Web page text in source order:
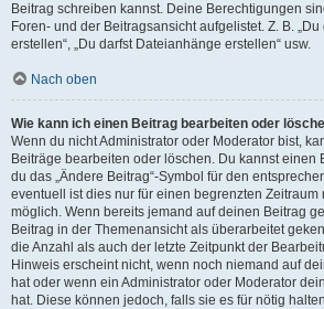
Beitrag schreiben kannst. Deine Berechtigungen
Foren- und der Beitragsansicht aufgelistet. Z. B.
erstellen“, „Du darfst Dateianhänge erstellen“ usw.
Nach oben
Wie kann ich einen Beitrag bearbeiten oder
Wenn du nicht Administrator oder Moderator bist,
Beiträge bearbeiten oder löschen. Du kannst einen
du das „Ändere Beitrag“-Symbol für den
eventuell ist dies nur für einen begrenzten Zeitraum
möglich. Wenn bereits jemand auf deinen Beitrag
Beitrag in der Themenansicht als überarbeitet
die Anzahl als auch der letzte Zeitpunkt der
Hinweis erscheint nicht, wenn noch niemand auf
hat oder wenn ein Administrator oder Moderator
hat. Diese können jedoch, falls sie es für nötig